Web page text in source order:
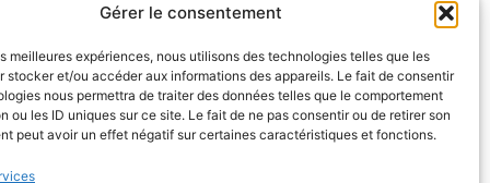
Gérer le consentement
meilleures expériences, nous utilisons des technologies telles que les
stocker et/ou accéder aux informations des appareils. Le fait de consentir
nous permettra de traiter des données telles que le comportement
ou les ID uniques sur ce site. Le fait de ne pas consentir ou de retirer son
peut avoir un effet négatif sur certaines caractéristiques et fonctions.